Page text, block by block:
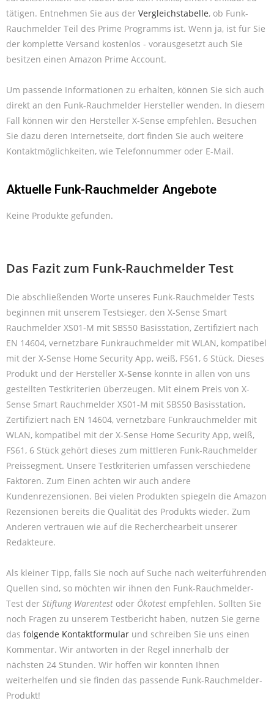
tätigen. Entnehmen Sie aus der Vergleichstabelle, ob Funk-
Rauchmelder Teil des Prime Programms ist. Wenn ja, ist für Sie
der komplette Versand kostenlos - vorausgesetzt auch Sie
besitzen einen Amazon Prime Account.
Um passende Informationen zu erhalten, können Sie sich auch
direkt an den Funk-Rauchmelder Hersteller wenden. In diesem
Fall können wir den Hersteller X-Sense empfehlen. Besuchen
Sie dazu deren Internetseite, dort finden Sie auch weitere
Kontaktmöglichkeiten, wie Telefonnummer oder E-Mail.
Aktuelle Funk-Rauchmelder Angebote
Keine Produkte gefunden.
Das Fazit zum Funk-Rauchmelder Test
Die abschließenden Worte unseres Funk-Rauchmelder Tests
beginnen mit unserem Testsieger, den X-Sense Smart
Rauchmelder XS01-M mit SBS50 Basisstation, Zertifiziert nach
EN 14604, vernetzbare Funkrauchmelder mit WLAN, kompatibel
mit der X-Sense Home Security App, weiß, FS61, 6 Stück. Dieses
Produkt und der Hersteller X-Sense konnte in allen von uns
gestellten Testkriterien überzeugen. Mit einem Preis von X-
Sense Smart Rauchmelder XS01-M mit SBS50 Basisstation,
Zertifiziert nach EN 14604, vernetzbare Funkrauchmelder mit
WLAN, kompatibel mit der X-Sense Home Security App, weiß,
FS61, 6 Stück gehört dieses zum mittleren Funk-Rauchmelder
Preissegment. Unsere Testkriterien umfassen verschiedene
Faktoren. Zum Einen achten wir auch andere
Kundenrezensionen. Bei vielen Produkten spiegeln die Amazon
Rezensionen bereits die Qualität des Produkts wieder. Zum
Anderen vertrauen wie auf die Recherchearbeit unserer
Redakteure.
Als kleiner Tipp, falls Sie noch auf Suche nach weiterführenden
Quellen sind, so möchten wir ihnen den Funk-Rauchmelder-
Test der Stiftung Warentest oder Ökotest empfehlen. Sollten Sie
noch Fragen zu unserem Testbericht haben, nutzen Sie gerne
das folgende Kontaktformular und schreiben Sie uns einen
Kommentar. Wir antworten in der Regel innerhalb der
nächsten 24 Stunden. Wir hoffen wir konnten Ihnen
weiterhelfen und sie finden das passende Funk-Rauchmelder-
Produkt!